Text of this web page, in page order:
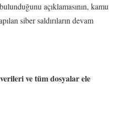
açıklamasının, kamu
siber saldırıların devam
ve tüm dosyalar ele